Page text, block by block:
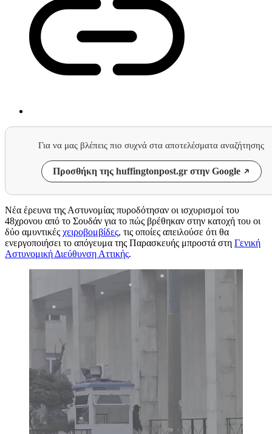
Για να μας βλέπεις πιο συχνά στα αποτελέσματα αναζήτησης
Προσθήκη της huffingtonpost.gr στην Google
Νέα έρευνα της Αστυνομίας πυροδότησαν οι ισχυρισμοί του
48χρονου από το Σουδάν για το πώς βρέθηκαν στην κατοχή του οι
δύο αμυντικές χειροβομβίδες, τις οποίες απειλούσε ότι θα
ενεργοποιήσει το απόγευμα της Παρασκευής μπροστά στη Γενική
Αστυνομική Διεύθυνση Αττικής.